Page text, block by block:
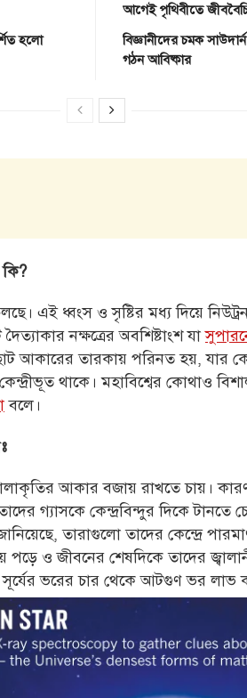
হলো
আগেই পৃথিবীতে
বিজ্ঞানীদের চমক
গঠন আবিষ্কার
এই ধ্বংস ও সৃষ্টির মধ্য দিয়ে
নক্ষত্রের অবশিষ্টাংশ যা
আকারের তারকায় পরিনত হয়, যার
থাকে। মহাবিশ্বের কোথাও
বলে।
আকার বজায় রাখতে চায়।
গ্যাসকে কেন্দ্রবিন্দুর দিকে টানতে
তারাগুলো তাদের কেন্দ্রে
পড়ে ও জীবনের শেষদিকে তাদের
সূর্যের ভরের চার থেকে আটগুণ ভর লাভ